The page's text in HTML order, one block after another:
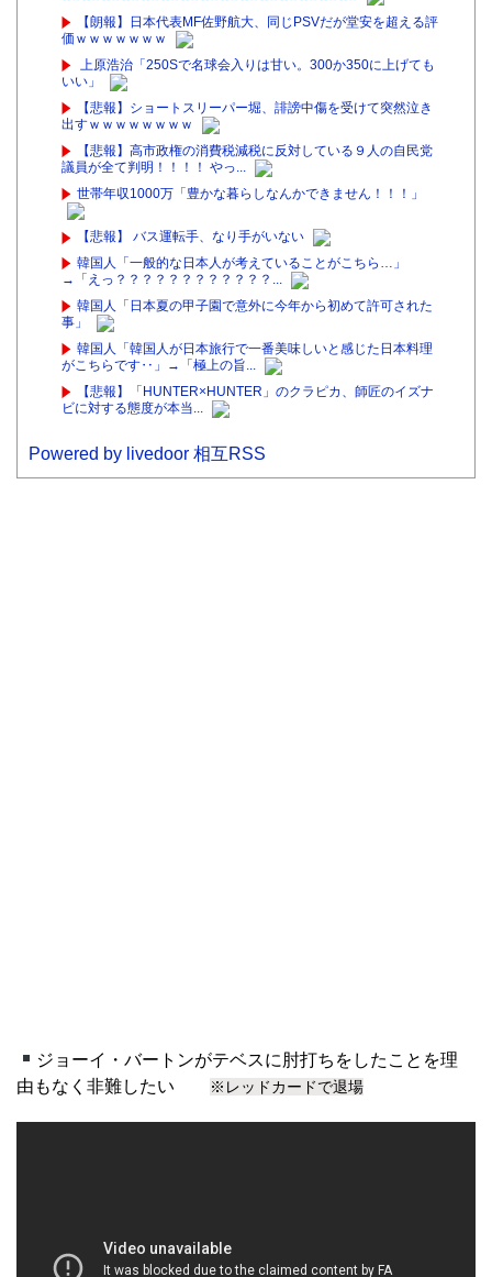
【朗報】日本代表MF佐野航大、同じPSVだが堂安を超える評
価ｗｗｗｗｗｗｗ
上原浩治「250Sで名球会入りは甘い。300か350に上げても
いい」
【悲報】ショートスリーパー堀、誹謗中傷を受けて突然泣き
出すｗｗｗｗｗｗｗｗ
【悲報】高市政権の消費税減税に反対している９人の自民党
議員が全て判明！！！！ やっ...
世帯年収1000万「豊かな暮らしなんかできません！！！」
【悲報】 バス運転手、なり手がいない
韓国人「一般的な日本人が考えていることがこちら…」
→「えっ？？？？？？？？？？？？...
韓国人「日本夏の甲子園で意外に今年から初めて許可された
事」
韓国人「韓国人が日本旅行で一番美味しいと感じた日本料理
がこちらです‥」→「極上の旨...
【悲報】「HUNTER×HUNTER」のクラピカ、師匠のイズナ
ビに対する態度が本当...
Powered by livedoor 相互RSS
ジョーイ・バートンがテベスに肘打ちをしたことを理
由もなく非難したい
※レッドカードで退場